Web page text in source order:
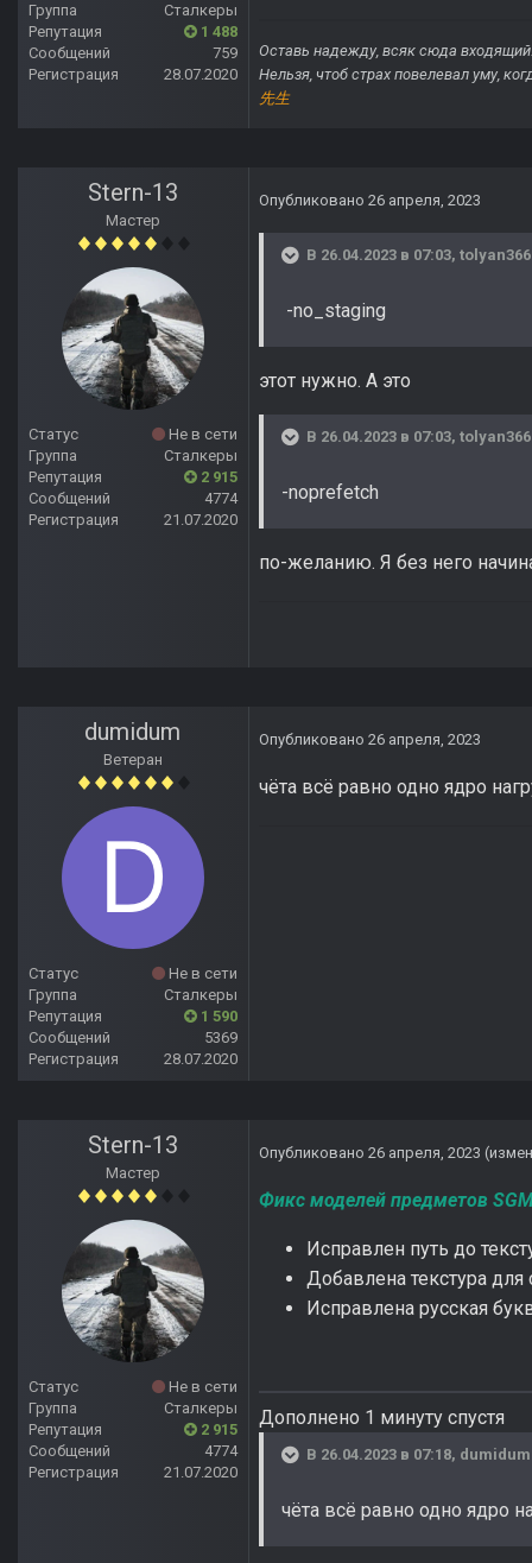
Группа
Сталкеры
Репутация
1 488
Сообщений
759
Регистрация
28.07.2020
Оставь надежду, всяк сюда
Нельзя, чтоб страх повелевал уму,
先生
Stern-13
Мастер
Статус
Не в сети
Группа
Сталкеры
Репутация
2 915
Сообщений
4774
Регистрация
21.07.2020
Опубликовано 26 апреля, 2023
В 26.04.2023 в 07:03, tolyan366
-no_staging
этот нужно. А это
В 26.04.2023 в 07:03, tolyan366
-noprefetch
по-желанию. Я без него
dumidum
Ветеран
Статус
Не в сети
Группа
Сталкеры
Репутация
1 590
Сообщений
5369
Регистрация
28.07.2020
Опубликовано 26 апреля, 2023
чёта всё равно одно ядро
Stern-13
Мастер
Статус
Не в сети
Группа
Сталкеры
Репутация
2 915
Сообщений
4774
Регистрация
21.07.2020
Опубликовано 26 апреля, 2023
Фикс моделей предметов
Исправлен путь до
Добавлена текстура для
Исправлена русская
Дополнено 1 минуту спустя
В 26.04.2023 в 07:18, dumidum
чёта всё равно одно ядро